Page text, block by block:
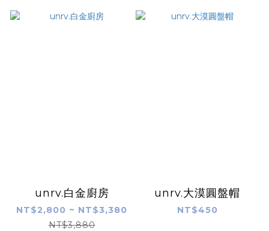
unrv.白金廚房
NT$2,800 ~ NT$3,380
NT$3,880
unrv.大漠圓盤帽
NT$450